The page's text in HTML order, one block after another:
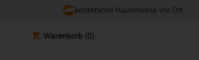
kostenlose Hausmesse vor Ort
Warenkorb (0)